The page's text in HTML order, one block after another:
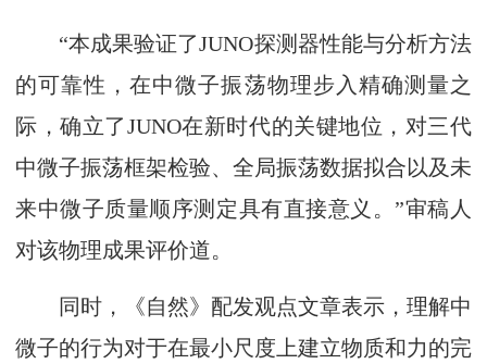
“本成果验证了JUNO探测器性能与分析方法
的可靠性，在中微子振荡物理步入精确测量之
际，确立了JUNO在新时代的关键地位，对三代
中微子振荡框架检验、全局振荡数据拟合以及未
来中微子质量顺序测定具有直接意义。”审稿人
对该物理成果评价道。
同时，《自然》配发观点文章表示，理解中
微子的行为对于在最小尺度上建立物质和力的完